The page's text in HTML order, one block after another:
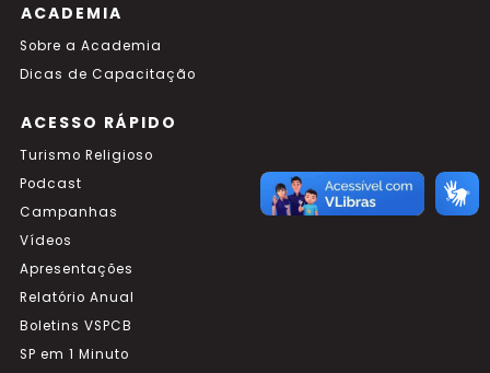
ACADEMIA
Sobre a Academia
Dicas de Capacitação
ACESSO RÁPIDO
Turismo Religioso
Podcast
Campanhas
Vídeos
Apresentações
Relatório Anual
Boletins VSPCB
SP em 1 Minuto